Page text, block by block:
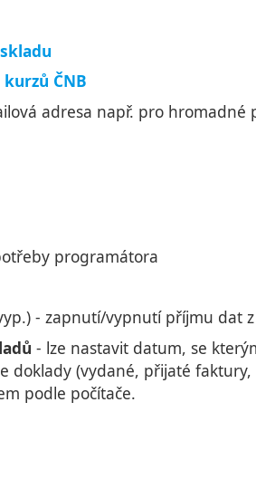
ČNB
adresa např. pro hromadné
programátora
- zapnutí/vypnutí příjmu dat z
- lze nastavit datum, se
doklady (vydané, přijaté
podle počítače.